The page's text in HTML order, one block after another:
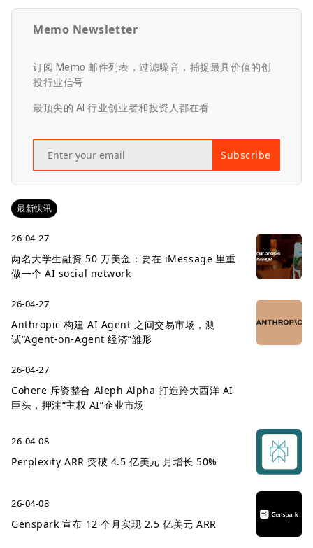
Memo Newsletter
订阅 Memo 邮件列表，过滤噪音，捕捉最具价值的创
投行业信号
最顶尖的 AI 行业创业者和投资人都在看
Subscribe
最新快讯
26-04-27
两名大学生融资 50 万美金：要在 iMessage 里重
做一个 AI social network
26-04-27
Anthropic 构建 AI Agent 之间交易市场，测
试“Agent-on-Agent 经济”雏形
26-04-27
Cohere 斥资整合 Aleph Alpha 打造跨大西洋 AI
巨头，押注“主权 AI”企业市场
26-04-08
Perplexity ARR 突破 4.5 亿美元 月增长 50%
26-04-08
Genspark 宣布 12 个月实现 2.5 亿美元 ARR